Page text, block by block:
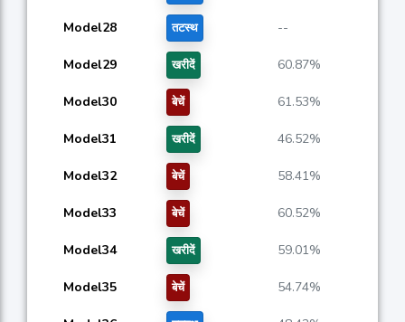
Model28 तटस्थ --
Model29 खरीदें 60.87%
Model30 बेचें 61.53%
Model31 खरीदें 46.52%
Model32 बेचें 58.41%
Model33 बेचें 60.52%
Model34 खरीदें 59.01%
Model35 बेचें 54.74%